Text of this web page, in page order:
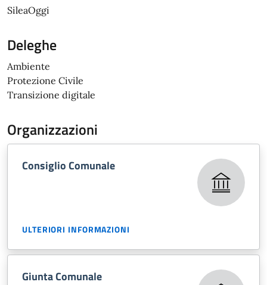
SileaOggi
Deleghe
Ambiente
Protezione Civile
Transizione digitale
Organizzazioni
Consiglio Comunale
ULTERIORI INFORMAZIONI
Giunta Comunale